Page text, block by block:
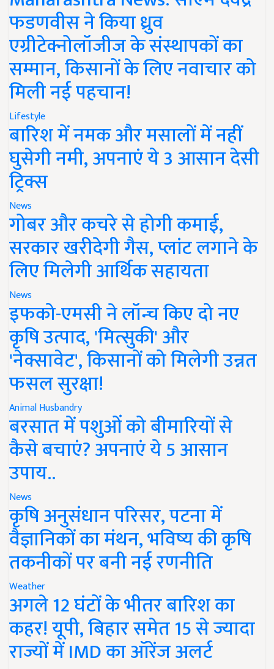
फडणवीस ने किया ध्रुव
एग्रीटेक्नोलॉजीज के संस्थापकों का
सम्मान, किसानों के लिए नवाचार को
मिली नई पहचान!
Lifestyle
बारिश में नमक और मसालों में नहीं
घुसेगी नमी, अपनाएं ये 3 आसान देसी
ट्रिक्स
News
गोबर और कचरे से होगी कमाई,
सरकार खरीदेगी गैस, प्लांट लगाने के
लिए मिलेगी आर्थिक सहायता
News
इफको-एमसी ने लॉन्च किए दो नए
कृषि उत्पाद, 'मित्सुकी' और
'नेक्सावेट', किसानों को मिलेगी उन्नत
फसल सुरक्षा!
Animal Husbandry
बरसात में पशुओं को बीमारियों से
कैसे बचाएं? अपनाएं ये 5 आसान
उपाय..
News
कृषि अनुसंधान परिसर, पटना में
वैज्ञानिकों का मंथन, भविष्य की कृषि
तकनीकों पर बनी नई रणनीति
Weather
अगले 12 घंटों के भीतर बारिश का
कहर! यूपी, बिहार समेत 15 से ज्यादा
राज्यों में IMD का ऑरेंज अलर्ट